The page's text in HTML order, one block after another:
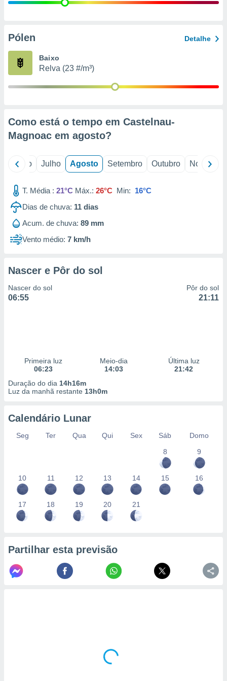
e
de
Pólen Detalhe
Baixo
Relva (23 #/m³)
Como está o tempo em Castelnau-
Magnoac em agosto?
Junho Julho Agosto Setembro Outubro Novembro
T. Média : 21°C Máx.: 26°C Min: 16°C
Dias de chuva: 11 dias
Acum. de chuva: 89 mm
Vento médio: 7 km/h
Nascer e Pôr do sol
Nascer do sol
06:55
Pôr do sol
21:11
Primeira luz
06:23
Meio-dia
14:03
Última luz
21:42
Duração do dia 14h16m
Luz da manhã restante 13h0m
Calendário Lunar
Seg Ter Qua Qui Sex Sáb
Domo
8
9
10 11 12 13 14 15 16
17 18 19 20 21
Partilhar esta previsão